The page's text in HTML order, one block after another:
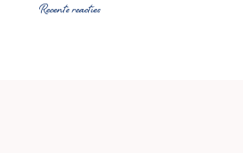
Recente reacties